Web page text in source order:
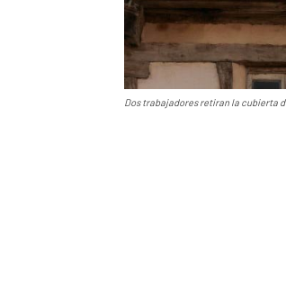
Dos trabajadores retiran la cubierta